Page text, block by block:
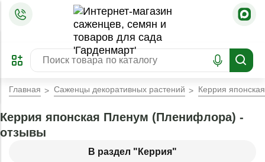
ПРЕДЗАКАЗ
ЗАБРОНИРОВАТЬ
ЛУЧШЕЕ
Главная Саженцы декоративных растений Керрия
В раздел "Керрия"
Керрия японская Пленум (Пленифлора) -
отзывы